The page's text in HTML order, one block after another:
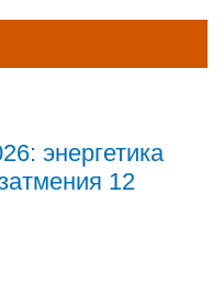
энергетика
12